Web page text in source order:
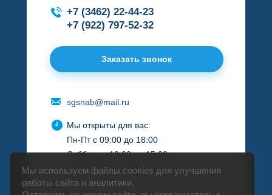
+7 (3462) 22-44-23
+7 (922) 797-52-32
Заказать звонок
sgsnab@mail.ru
Мы открыты для вас:
Пн-Пт с 09:00 до 18:00
Суббота с 10:00 до 15:00
Воскресенье - выходной
Мы используем файлы cookies для улучшения
работы сайта и аналитики.